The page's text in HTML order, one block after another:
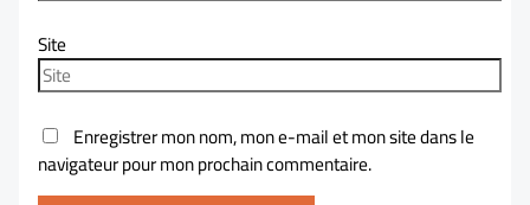
Site
Enregistrer mon nom, mon e-mail et mon site dans le
navigateur pour mon prochain commentaire.